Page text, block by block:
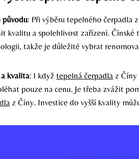
původu: Při výběru tepelného čerpadla
kvalitu a spolehlivost zařízení. Čínské
takže je důležité vybrat
kvalita: I když tepelná čerpadla z Číny
pouze na cenu. Je třeba zvážit
z Číny. Investice do vyšší kvality